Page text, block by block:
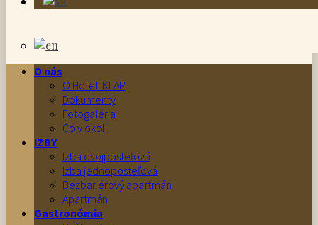
O nás
O Hoteli KLAR
Dokumenty
Fotogaléria
Čo v okolí
IZBY
Izba dvojposteľová
Izba jednoposteľová
Bezbariérový apartmán
Apartmán
Gastronómia